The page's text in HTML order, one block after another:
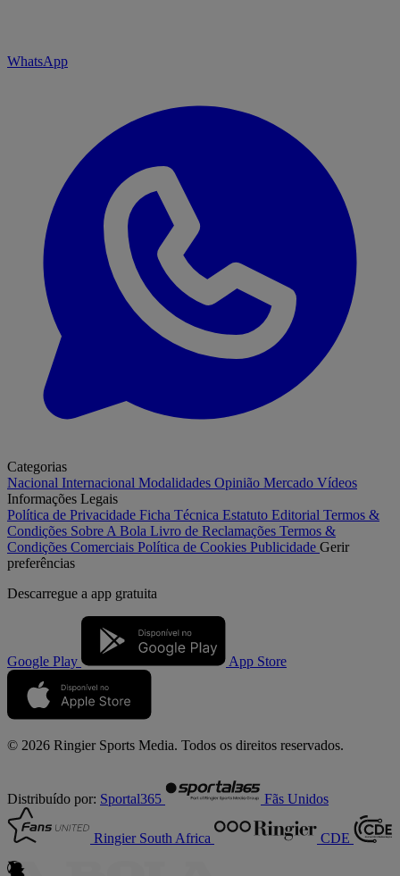
WhatsApp
Categorias
Nacional Internacional Modalidades Opinião Mercado Vídeos
Informações Legais
Política de Privacidade Ficha Técnica Estatuto Editorial Termos &
Condições Sobre A Bola Livro de Reclamações Termos &
Condições Comerciais Política de Cookies Publicidade Gerir
preferências
Descarregue a app gratuita
Google Play App Store
© 2026 Ringier Sports Media. Todos os direitos reservados.
Distribuído por: Sportal365 Fãs Unidos
Ringier South Africa CDE